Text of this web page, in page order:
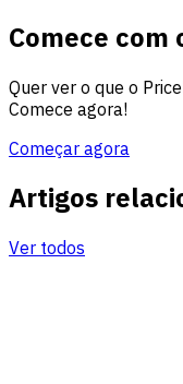
Comece com
Quer ver o que o
Comece agora!
Começar agora
Artigos
Ver todos